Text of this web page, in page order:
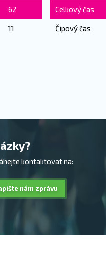
62
11
Celkový čas
Čipový čas
kontaktovat na:
nám zprávu